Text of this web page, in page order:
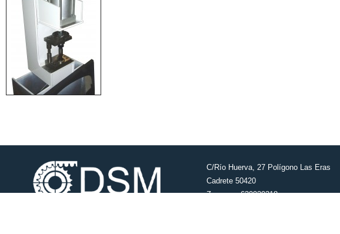
C/Río Huerva, 27 Polígono Las Eras
Cadrete 50420
Zaragoza 630929318